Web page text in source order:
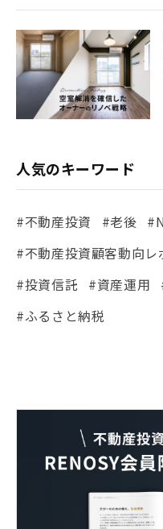
人気のキーワード
#不動産投資 #老後
#不動産投資顧客動向レ
#投資信託
#資産運用
#ふるさと納税